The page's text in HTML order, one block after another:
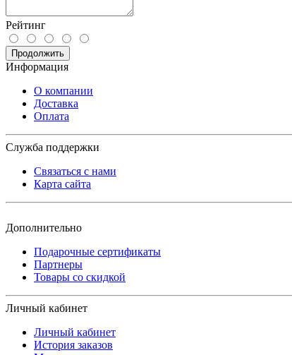
Рейтинг
Продолжить
Информация
О компании
Доставка
Оплата
Служба поддержки
Связаться с нами
Карта сайта
Дополнительно
Подарочные сертификаты
Партнеры
Товары со скидкой
Личный кабинет
Личный кабинет
История заказов